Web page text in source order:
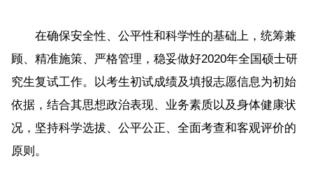
在确保安全性、公平性和科学性的基础上，统筹兼
顾、精准施策、严格管理，稳妥做好2020年全国硕士研
究生复试工作。以考生初试成绩及填报志愿信息为初始
依据，结合其思想政治表现、业务素质以及身体健康状
况，坚持科学选拔、公平公正、全面考查和客观评价的
原则。